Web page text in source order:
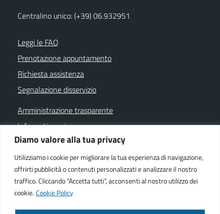
Diamo valore alla tua privacy
Utilizziamo i cookie per migliorare la tua esperienza di navigazione,
offrirti pubblicità o contenuti personalizzati e analizzare il nostro
traffico. Cliccando “Accetta tutti”, acconsenti al nostro utilizzo dei
cookie. Cookie Policy
Centralino unico: (+39) 06.932951
Leggi le FAQ
Prenotazione appuntamento
Richiesta assistenza
Segnalazione disservizio
Amministrazione trasparente
Informativa privacy
Note legali
Dichiarazione di accessibilità
Cookie policy